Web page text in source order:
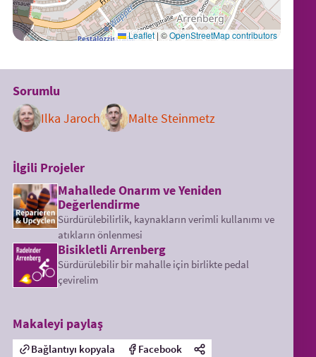
Leaflet | ©OpenStreetMap contributors
Sorumlu
Ilka Jaroch
Malte Steinmetz
İlgili Projeler
Mahallede Onarım ve Yeniden
Değerlendirme
Sürdürülebilirlik, kaynakların verimli kullanımı ve
atıkların önlenmesi
Bisikletli Arrenberg
Sürdürülebilir bir mahalle için birlikte pedal
çevirelim
Makaleyi paylaş
Bağlantıyı kopyala Facebook